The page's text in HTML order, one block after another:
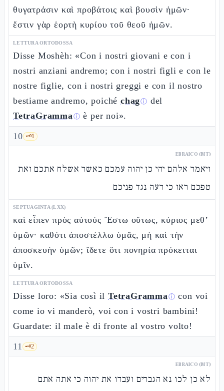
θυγατράσιν καὶ προβάτοις καὶ βουσὶν ἡμῶν·
ἔστιν γὰρ ἑορτὴ κυρίου τοῦ θεοῦ ἡμῶν.
LETTURA ORTODOSSA
Disse Moshèh: «Con i nostri giovani e con i
nostri anziani andremo; con i nostri figli e con le
nostre figlie, con i nostri greggi e con il nostro
bestiame andremo, poichéchagⓘ del
TetraGrammaⓘ è per noi».
10 🗝️1
EBRAICO (MT)
ויאמר אלהם יהי כן יהוה עמכם כאשר אשלח אתכם ואת
טפכם ראו כי רעה נגד פניכם
SEPTUAGINTA (LXX)
καὶ εἶπεν πρὸς αὐτούς Ἔστω οὕτως, κύριος μεθ’
ὑμῶν· καθότι ἀποστέλλω ὑμᾶς, μὴ καὶ τὴν
ἀποσκευὴν ὑμῶν; ἴδετε ὅτι πονηρία πρόκειται
ὑμῖν.
LETTURA ORTODOSSA
Disse loro: «Sia così il TetraGrammaⓘ con voi
come io vi manderò, voi con i vostri bambini!
Guardate: il male è di fronte al vostro volto!
11 🗝️2
EBRAICO (MT)
לא כן לכו נא הגברים ועבדו את יהוה כי אתה אתם